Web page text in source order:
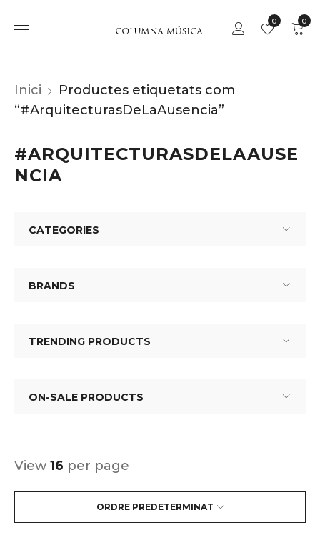
0
0
Inici
Productes etiquetats com
“#ArquitecturasDeLaAusencia”
#ARQUITECTURASDELAAUSE
NCIA
CATEGORIES
BRANDS
TRENDING PRODUCTS
ON-SALE PRODUCTS
ORDRE PREDETERMINAT
View 16 per page